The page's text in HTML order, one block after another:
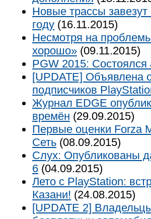
Новые трассы
году (16.11.2015)
Несмотря на
хорошо» (09.11.2015)
PGW 2015:
[UPDATE] Объявлена
подписчиков
Журнал EDGE
времён (29.09.2015)
Первые оценки Forza
Сеть (08.09.2015)
Слух: Опубликованы
6 (04.09.2015)
Лето с PlayStation:
Казани! (24.08.2015)
[UPDATE 2]